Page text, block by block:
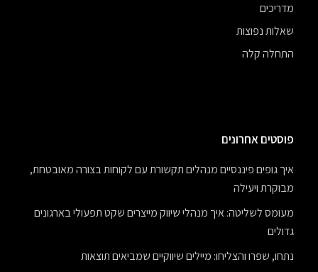
מדריכים
שאלות נפוצות
התחלה קלה
פוסטים אחרונים
איך גופים פיננסיים מנהלים תקשורת עם לקוחות בצורה מאובטחת,
מבוקרת ויעילה
מעומס לשליטה: איך מנהלי שיווק מייצרים שקט תפעולי בארגונים
גדולים
נתחו, שפרו והצליחו: מיילים שיווקיים שמביאים תוצאות